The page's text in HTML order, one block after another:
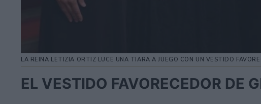
LA REINA LETIZIA ORTIZ LUCE UNA TIARA A JUEGO CON UN VESTIDO
EL VESTIDO FAVORECEDOR DE